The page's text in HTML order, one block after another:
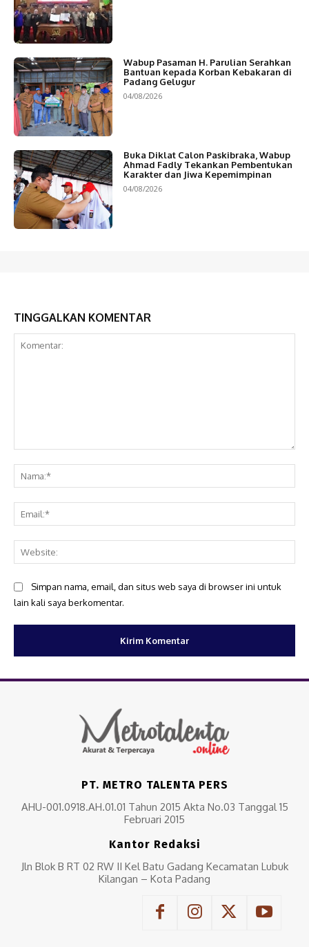
Wabup Pasaman H. Parulian Serahkan
Bantuan kepada Korban Kebakaran di
Padang Gelugur
04/08/2026
Buka Diklat Calon Paskibraka, Wabup
Ahmad Fadly Tekankan Pembentukan
Karakter dan Jiwa Kepemimpinan
04/08/2026
TINGGALKAN KOMENTAR
Simpan nama, email, dan situs web saya di browser ini untuk
lain kali saya berkomentar.
PT. METRO TALENTA PERS
AHU-001.0918.AH.01.01 Tahun 2015 Akta No.03 Tanggal 15
Februari 2015
Kantor Redaksi
Jln Blok B RT 02 RW II Kel Batu Gadang Kecamatan Lubuk
Kilangan – Kota Padang